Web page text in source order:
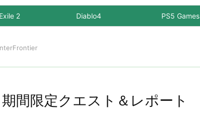
2 Diablo4 PS5 Games
間限定クエスト＆レポート